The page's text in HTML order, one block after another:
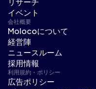
イベント
会社概要
Molocoについて
経営陣
ニュースルーム
採用情報
利用規約・ポリシー
広告ポリシー